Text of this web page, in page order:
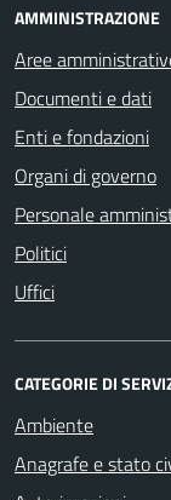
AMMINISTRAZIONE
Aree
Documenti e dati
Enti e fondazioni
Organi di governo
Personale
Politici
Uffici
CATEGORIE DI
Ambiente
Anagrafe e stato